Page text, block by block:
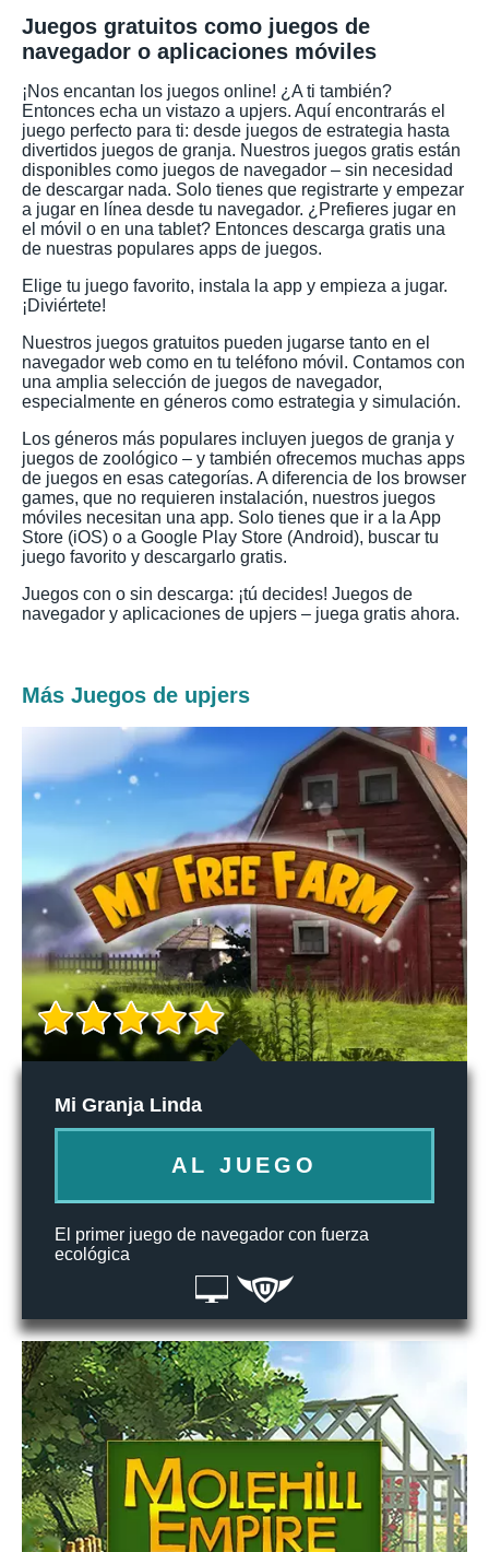
Juegos gratuitos como juegos de
navegador o aplicaciones móviles
¡Nos encantan los juegos online! ¿A ti también?
Entonces echa un vistazo a upjers. Aquí encontrarás el
juego perfecto para ti: desde juegos de estrategia hasta
divertidos juegos de granja. Nuestros juegos gratis están
disponibles como juegos de navegador – sin necesidad
de descargar nada. Solo tienes que registrarte y empezar
a jugar en línea desde tu navegador. ¿Prefieres jugar en
el móvil o en una tablet? Entonces descarga gratis una
de nuestras populares apps de juegos.
Elige tu juego favorito, instala la app y empieza a jugar.
¡Diviértete!
Nuestros juegos gratuitos pueden jugarse tanto en el
navegador web como en tu teléfono móvil. Contamos con
una amplia selección de juegos de navegador,
especialmente en géneros como estrategia y simulación.
Los géneros más populares incluyen juegos de granja y
juegos de zoológico – y también ofrecemos muchas apps
de juegos en esas categorías. A diferencia de los browser
games, que no requieren instalación, nuestros juegos
móviles necesitan una app. Solo tienes que ir a la App
Store (iOS) o a Google Play Store (Android), buscar tu
juego favorito y descargarlo gratis.
Juegos con o sin descarga: ¡tú decides! Juegos de
navegador y aplicaciones de upjers – juega gratis ahora.
Más Juegos de upjers
Mi Granja Linda
AL JUEGO
El primer juego de navegador con fuerza
ecológica